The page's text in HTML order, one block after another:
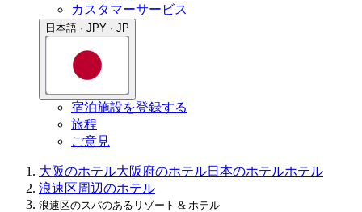
カスタマーサービス
日本語 · JPY · JP
宿泊施設を登録する
旅程
ご意見
大阪のホテル大阪府のホテル日本のホテルホテル
浪速区周辺のホテル
浪速区のスパのあるリゾート & ホテル